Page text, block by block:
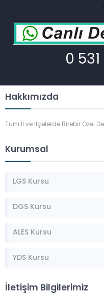
0 531
Hakkımızda
Tüm İl ve İlçelerde Birebir Özel
Kurumsal
LGS Kursu
DGS Kursu
ALES Kursu
YDS Kursu
İletişim Bilgilerimiz